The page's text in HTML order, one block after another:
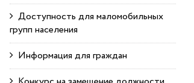
Доступность для маломобильных
групп населения
Информация для граждан